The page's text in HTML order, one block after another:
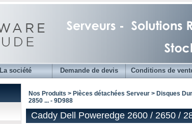
La société Demande de devis Conditions de
Nos Produits > Pièces détachées Serveur > Disques
2850 ... - 9D988
Caddy Dell Poweredge 2600 / 2650 /